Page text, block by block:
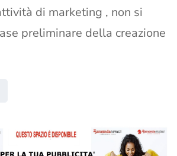
di marketing , non si
preliminare della creazione